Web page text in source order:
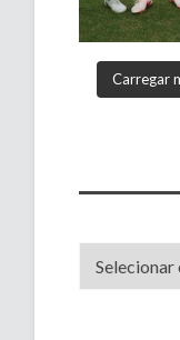
Carregar